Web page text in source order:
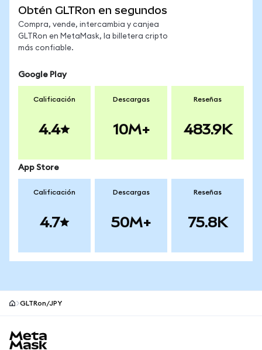
Obtén GLTRon en segundos
Compra, vende, intercambia y canjea
GLTRon en MetaMask, la billetera cripto
más confiable.
Google Play
Calificación
4.4
Descargas
10M+
Reseñas
483.9K
App Store
Calificación
4.7
Descargas
50M+
Reseñas
75.8K
GLTRon/JPY